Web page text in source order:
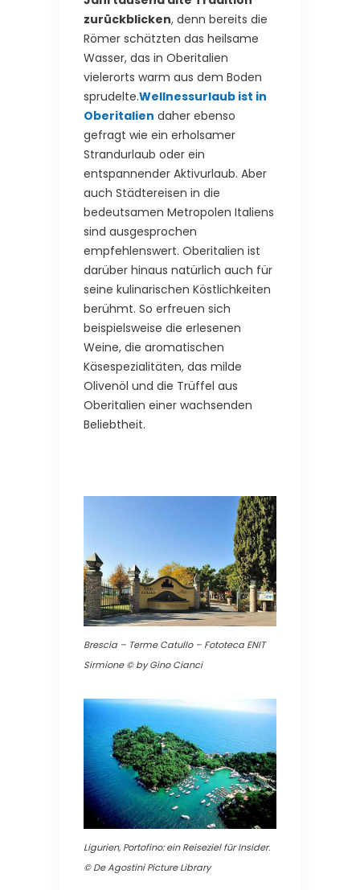
zurückblicken, denn bereits die
Römer schätzten das heilsame
Wasser, das in Oberitalien
vielerorts warm aus dem Boden
sprudelte.Wellnessurlaub ist in
Oberitalien daher ebenso
gefragt wie ein erholsamer
Strandurlaub oder ein
entspannender Aktivurlaub. Aber
auch Städtereisen in die
bedeutsamen Metropolen Italiens
sind ausgesprochen
empfehlenswert. Oberitalien ist
darüber hinaus natürlich auch für
seine kulinarischen Köstlichkeiten
berühmt. So erfreuen sich
beispielsweise die erlesenen
Weine, die aromatischen
Käsespezialitäten, das milde
Olivenöl und die Trüffel aus
Oberitalien einer wachsenden
Beliebtheit.
Brescia – Terme Catullo – Fototeca ENIT
Sirmione © by Gino Cianci
Ligurien, Portofino: ein Reiseziel für Insider.
© De Agostini Picture Library